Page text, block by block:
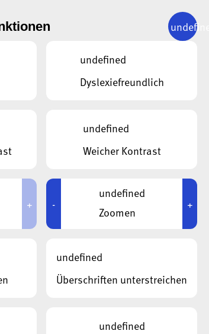
undefined
Dyslexiefreundlich
undefined
Weicher Kontrast
+ -
undefined
Zoomen
+
undefined
Überschriften unterstreichen
undefined